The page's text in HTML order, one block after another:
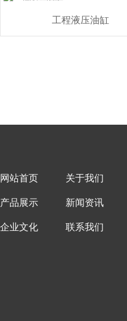
工程液压油缸
网站首页 关于我们
产品展示 新闻资讯
企业文化 联系我们